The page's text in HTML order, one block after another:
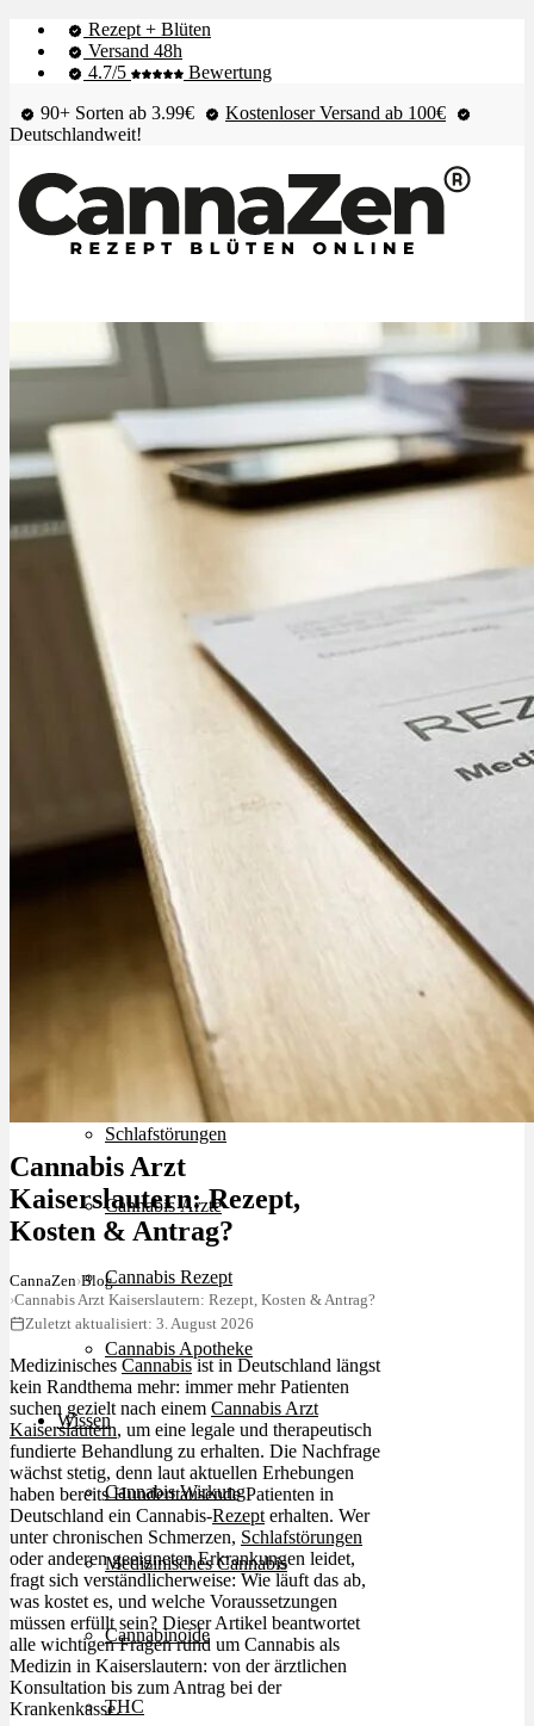
Rezept + Blüten
Versand 48h
4.7/5
Bewertung
90+ Sorten ab 3.99€
Kostenloser Versand ab 100€
Deutschlandweit!
Shop & Live-Bestand
Blüten
Extrakte
Ablauf
Therapien
Alle Krankheiten
Chronische Schmerzen
ADHS
Angststörungen
Chronische Migräne
Depressionen
Schlafstörungen
Cannabis Ärzte
Cannabis Rezept
Cannabis Apotheke
Wissen
Cannabis Wirkung
Medizinisches Cannabis
Cannabinoide
THC
Cannabis Arzt
Kaiserslautern: Rezept,
Kosten & Antrag?
CannaZen›Blog
›Cannabis Arzt Kaiserslautern: Rezept, Kosten & Antrag?
Zuletzt aktualisiert: 3. August 2026
Medizinisches Cannabisist in Deutschland längst
kein Randthema mehr: immer mehr Patienten
suchen gezielt nach einem Cannabis Arzt
Kaiserslautern, um eine legale und therapeutisch
fundierte Behandlung zu erhalten. Die Nachfrage
wächst stetig, denn laut aktuellen Erhebungen
haben bereits Hunderttausende Patienten in
Deutschland ein Cannabis-Rezept erhalten. Wer
unter chronischen Schmerzen, Schlafstörungen
oder anderen geeigneten Erkrankungen leidet,
fragt sich verständlicherweise: Wie läuft das ab,
was kostet es, und welche Voraussetzungen
müssen erfüllt sein? Dieser Artikel beantwortet
alle wichtigen Fragen rund um Cannabis als
Medizin in Kaiserslautern: von der ärztlichen
Konsultation bis zum Antrag bei der
Krankenkasse.